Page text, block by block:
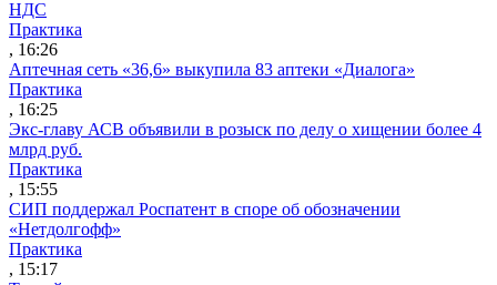
НДС
Практика
, 16:26
Аптечная сеть «36,6» выкупила 83 аптеки «Диалога»
Практика
, 16:25
Экс-главу АСВ объявили в розыск по делу о хищении более 4
млрд руб.
Практика
, 15:55
СИП поддержал Роспатент в споре об обозначении
«Нетдолгофф»
Практика
, 15:17